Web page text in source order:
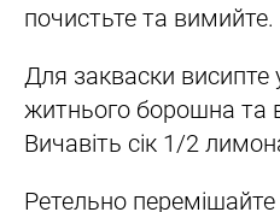
почистьте та вимийте.
Для закваски висипте
житнього борошна та
Вичавіть сік 1/2
Ретельно